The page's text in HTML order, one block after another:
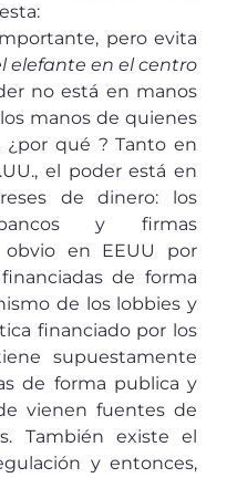
pero evita
elefante en el centro
no está en manos
manos de quienes
¿por qué ? Tanto en
el poder está en
de dinero: los
bancos y firmas
obvio en EEUU por
de forma
de los lobbies y
financiado por los
supuestamente
de forma publica y
vienen fuentes de
También existe el
y entonces,